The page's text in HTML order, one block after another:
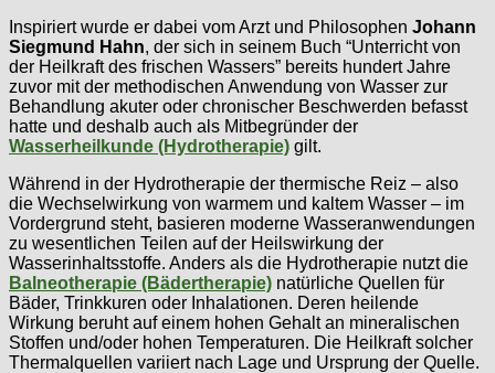
Inspiriert wurde er dabei vom Arzt und Philosophen Johann
Siegmund Hahn, der sich in seinem Buch “Unterricht von
der Heilkraft des frischen Wassers” bereits hundert Jahre
zuvor mit der methodischen Anwendung von Wasser zur
Behandlung akuter oder chronischer Beschwerden befasst
hatte und deshalb auch als Mitbegründer der
Wasserheilkunde (Hydrotherapie) gilt.
Während in der Hydrotherapie der thermische Reiz – also
die Wechselwirkung von warmem und kaltem Wasser – im
Vordergrund steht, basieren moderne Wasseranwendungen
zu wesentlichen Teilen auf der Heilswirkung der
Wasserinhaltsstoffe. Anders als die Hydrotherapie nutzt die
Balneotherapie (Bädertherapie) natürliche Quellen für
Bäder, Trinkkuren oder Inhalationen. Deren heilende
Wirkung beruht auf einem hohen Gehalt an mineralischen
Stoffen und/oder hohen Temperaturen. Die Heilkraft solcher
Thermalquellen variiert nach Lage und Ursprung der Quelle.